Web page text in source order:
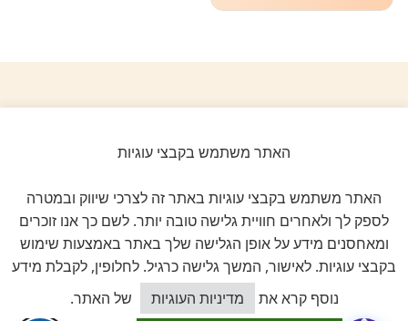
★★★★★על בסיס11 ביקורות מאומתות
לכל הביקורות ב-Google
האתר משתמש בקבצי עוגיות
האתר משתמש בקבצי עוגיות באתר זה לצרכי שיווק ובמטרה
לספק לך ולאחרים חוויית גלישה טובה יותר. לשם כך אנו זוכרים
ומאחסנים מידע על אופן הגלישה שלך באתר באמצעות שימוש
בקבצי עוגיות. לאישור, המשך גלישה כרגיל. לחלופין, לקבלת מידע
נוסף קרא את
מדיניות העוגיות של האתר. כיצד אוכל לסייע?